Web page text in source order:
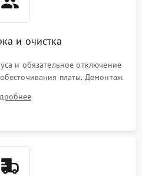
и очистка
и обязательное отключение
платы. Демонтаж
с кристаллов чипов.